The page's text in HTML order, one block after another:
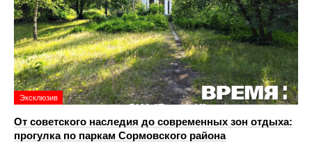
Эксклюзив
От советского наследия до современных зон отдыха:
прогулка по паркам Сормовского района